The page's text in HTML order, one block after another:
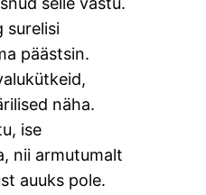
surelisi
päästsin.
näha.
ise
nii armutumalt
auuks pole.